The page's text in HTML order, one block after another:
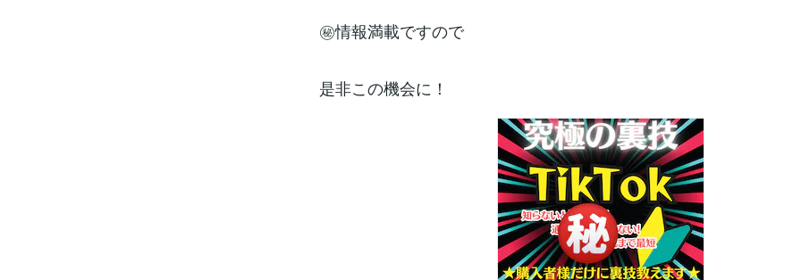
㊙️情報満載ですので
是非この機会に！